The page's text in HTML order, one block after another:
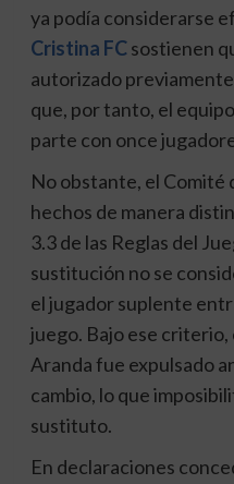
ya podía considerarse
Cristina FCsostienen
autorizado
que, por tanto, el
parte con once
No obstante, el
hechos de manera
3.3 de las Reglas del
sustitución no se
el jugador suplente
juego. Bajo ese
Aranda fue expulsado
cambio, lo que
sustituto.
En declaraciones